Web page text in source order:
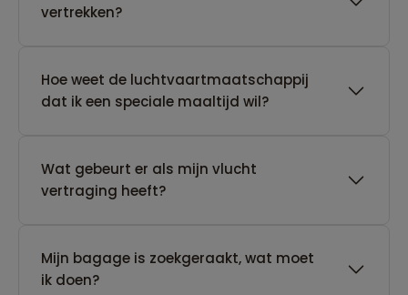
vertrekken?
Hoe weet de luchtvaartmaatschappij
dat ik een speciale maaltijd wil?
Wat gebeurt er als mijn vlucht
vertraging heeft?
Mijn bagage is zoekgeraakt, wat moet
ik doen?